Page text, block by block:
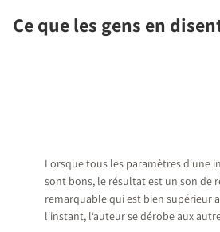
Ce que les gens en
Lorsque tous les paramètres d‘une
sont bons, le résultat est un son de
remarquable qui est bien supérieur
l‘instant, l‘auteur se dérobe aux